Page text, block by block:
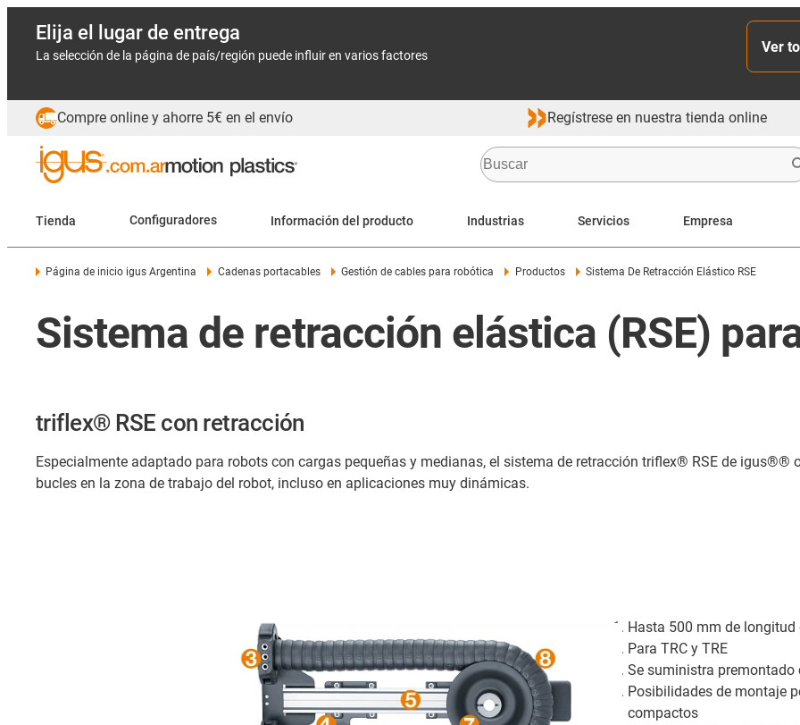
Elija el lugar de entrega
La selección de la página de país/región puede influir en varios factores
Ver
Compre online y ahorre 5€ en el envío Regístrese en nuestra tienda online
Tienda Configuradores Información del producto Industrias Servicios Empresa
Página de inicio igus Argentina Cadenas portacables Gestión de cables para robótica Productos Sistema De Retracción Elástico RSE
Sistema de retracción elástica (RSE)
triflex® RSE con retracción
Especialmente adaptado para robots con cargas pequeñas y medianas, el sistema de retracción triflex® RSE de
bucles en la zona de trabajo del robot, incluso en aplicaciones muy dinámicas.
Hasta 500 mm de
Para TRC y TRE
Se suministra
Posibilidades de montaje
compactos